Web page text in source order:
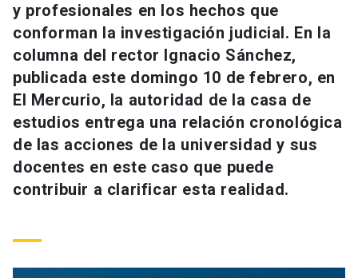
Estudiantes
Académicos
Personal
launch
Padres y familia
ACCESOS DIRECTOS
Admisión launch
Mi Cuenta UC launch
Correo UC launch
Medios Biblioteca launch
y profesionales en los hechos que
conforman la investigación judicial. En la
columna del rector Ignacio Sánchez,
publicada este domingo 10 de febrero, en
El Mercurio, la autoridad de la casa de
estudios entrega una relación cronológica
de las acciones de la universidad y sus
docentes en este caso que puede
contribuir a clarificar esta realidad.